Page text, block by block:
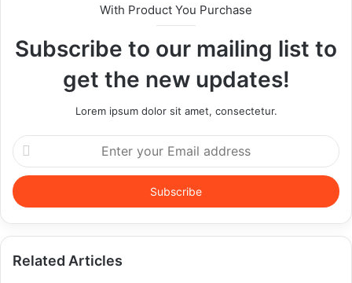
With Product You Purchase
Subscribe to our mailing list to
get the new updates!
Lorem ipsum dolor sit amet, consectetur.
Enter
your
Email
address
Related Articles